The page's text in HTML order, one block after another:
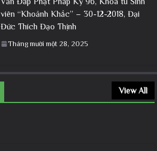
viên “Khoảnh Khắc” – 30-12-2018, Đại
Đức Thích Đạo Thịnh
Tháng mười một 28, 2025
View All